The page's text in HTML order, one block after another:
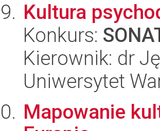
Kultura
Konkurs:
Kierownik: dr
Uniwersytet
Mapowanie